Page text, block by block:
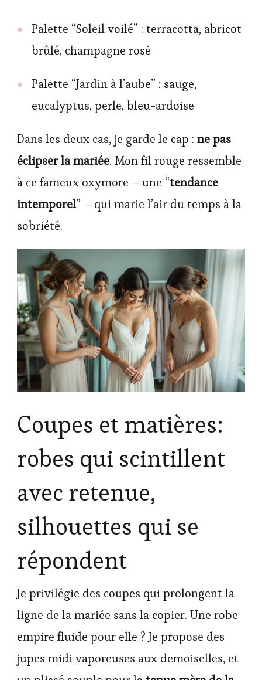
Palette “Soleil voilé” : terracotta, abricot
brûlé, champagne rosé
Palette “Jardin à l’aube” : sauge,
eucalyptus, perle, bleu-ardoise
Dans les deux cas, je garde le cap : ne pas
éclipser la mariée. Mon fil rouge ressemble
à ce fameux oxymore – une “tendance
intemporel” – qui marie l’air du temps à la
sobriété.
Coupes et matières:
robes qui scintillent
avec retenue,
silhouettes qui se
répondent
Je privilégie des coupes qui prolongent la
ligne de la mariée sans la copier. Une robe
empire fluide pour elle ? Je propose des
jupes midi vaporeuses aux demoiselles, et